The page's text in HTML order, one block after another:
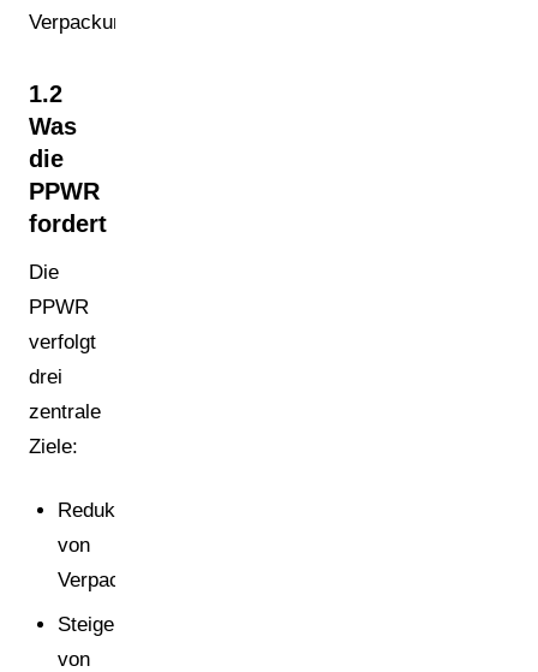
Verpackungsdatenstrukturen.
1.2
Was
die
PPWR
fordert
Die
PPWR
verfolgt
drei
zentrale
Ziele:
Reduktion
von
Verpackungsabfällen
Steigerung
von